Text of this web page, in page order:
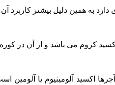
دارد به همین دلیل بیشتر